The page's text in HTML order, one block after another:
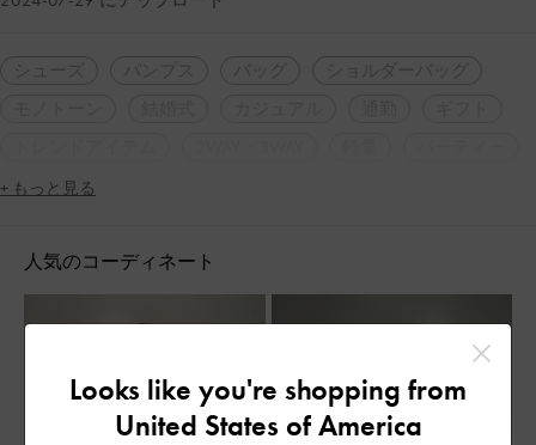
シューズ パンプス
ポインテッドトゥ
ナチュラル
大人コーデ
女子会
+ もっと見る
人気のコーディネート
Looks like you're shopping from
United States of America